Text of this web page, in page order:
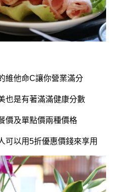
維他命C讓你營業滿分
也是有著滿滿健康分數
價及單點價兩種價格
可以用5折優惠價錢來享用